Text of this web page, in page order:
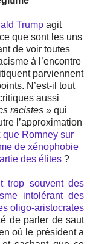
Trump agit
que sont les uns
de voir toutes
à l’encontre
parviennent
N’est-il tout
aussi
racistes » qui
l’approximation
que Romney sur
de xénophobie
des élites ?
trop souvent des
intolérant des
oligo-aristocrates
de parler de saut
où le président a